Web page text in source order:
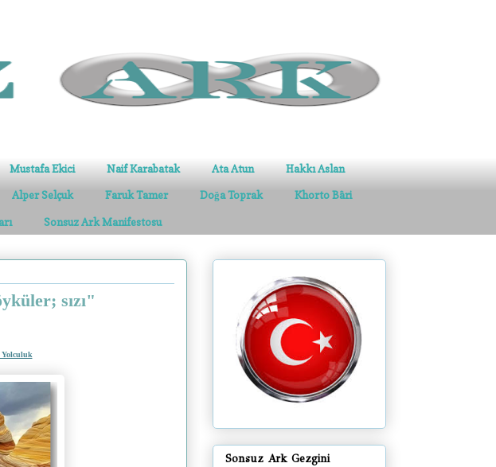
Mustafa Ekici Naif Karabatak Ata Atun Hakkı Aslan
Alper Selçuk Faruk Tamer Doğa Toprak Khorto Bâri
Sonsuz Ark Manifestosu
sızı"
Yolculuk
Sonsuz Ark Gezgini